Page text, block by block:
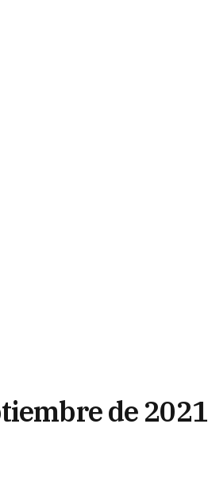
de 2021